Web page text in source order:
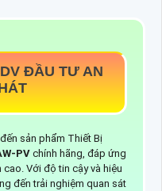
ĐẦU TƯ AN
sản phẩm Thiết Bị
PV chính hãng, đáp ứng
Với độ tin cậy và hiệu
đến trải nghiệm quan sát